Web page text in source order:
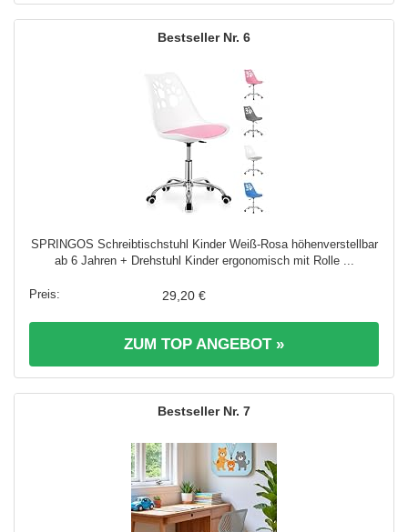
6
SPRINGOS Schreibtischstuhl Kinder Weiß-Rosa höhenverstellbar
ab 6 Jahren + Drehstuhl Kinder ergonomisch mit Rolle ...
29,20 €
ZUM TOP ANGEBOT »
7